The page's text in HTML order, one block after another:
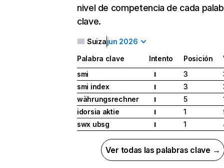
nivel de competencia de cada
clave.
Suizajun 2026
Palabra clave Intento Posición
smi
I 3
smi index
I 3
währungsrechner
I 5
idorsia aktie
I 1
swx ubsg
I 1
Ver todas las palabras clave →